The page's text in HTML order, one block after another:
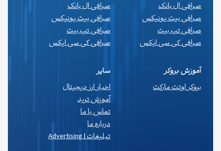
صرافی ال بانک
صرافی بیت یونیکس
صرافی تپ بیت
صرافی کی سی ایکس
صرافی ال بانک
صرافی بیت یونیکس
صرافی تپ بیت
صرافی کی سی ایکس
آموزش بروکر
بروکر اوتت مارکت
سایر
اخبار ارز دیجیتال
آموزش ترید
تماس با ما
درباره ما
تبلیغات | Advertising